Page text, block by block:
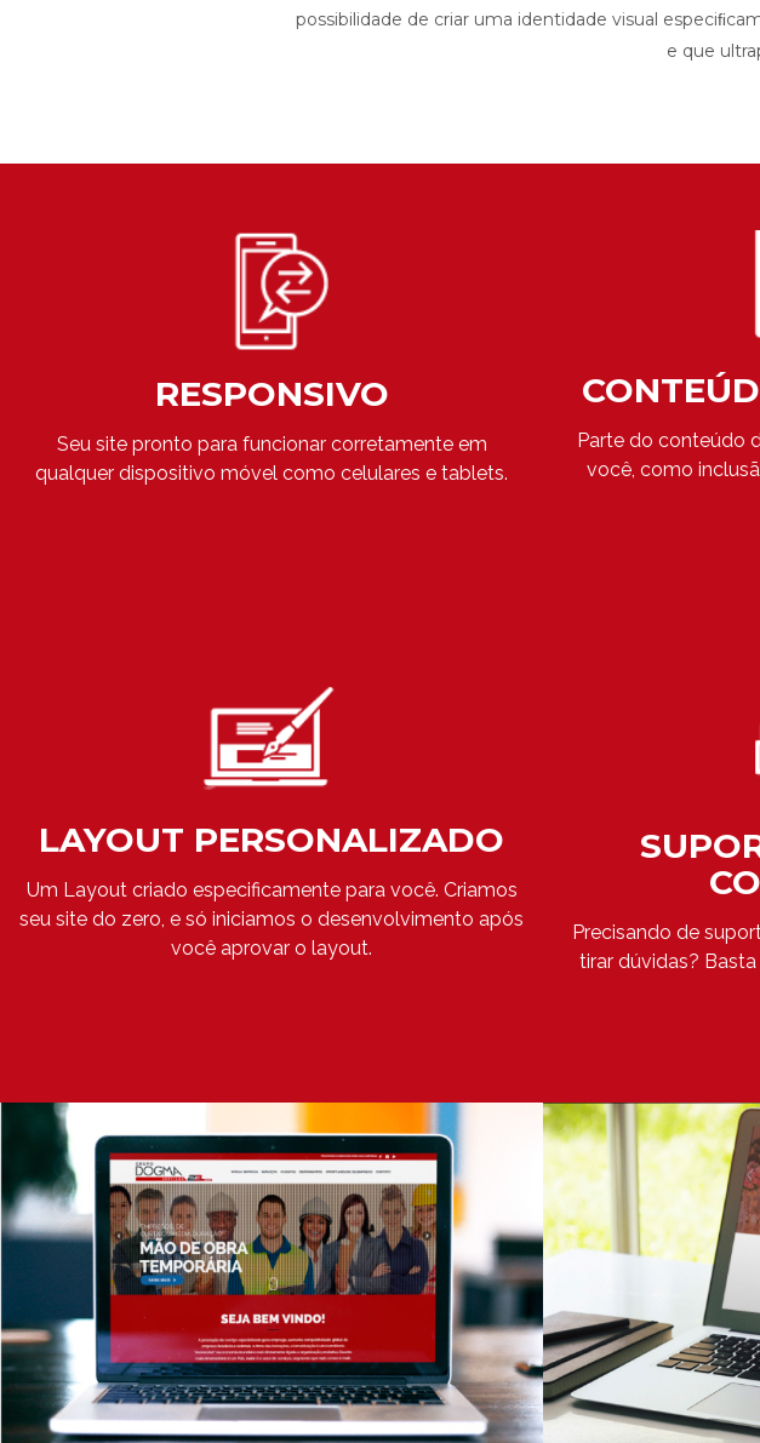
possibilidade de criar uma identidade visual
e que
RESPONSIVO
Seu site pronto para funcionar corretamente em
qualquer dispositivo móvel como celulares e tablets.
Parte do conteúdo
você, como
LAYOUT PERSONALIZADO
Um Layout criado especificamente para você. Criamos
seu site do zero, e só iniciamos o desenvolvimento após
você aprovar o layout.
Precisando de
tirar dúvidas?